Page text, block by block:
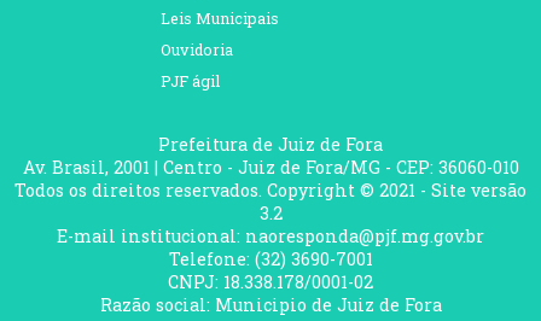
Leis Municipais
Ouvidoria
PJF ágil
Prefeitura de Juiz de Fora
Av. Brasil, 2001 | Centro - Juiz de Fora/MG - CEP: 36060-010
Todos os direitos reservados. Copyright © 2021 - Site versão
3.2
E-mail institucional: naoresponda@pjf.mg.gov.br
Telefone: (32) 3690-7001
CNPJ: 18.338.178/0001-02
Razão social: Municipio de Juiz de Fora